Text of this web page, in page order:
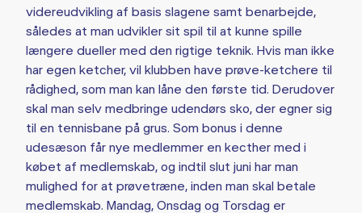
videreudvikling af basis slagene samt benarbejde,
således at man udvikler sit spil til at kunne spille
længere dueller med den rigtige teknik. Hvis man ikke
har egen ketcher, vil klubben have prøve-ketchere til
rådighed, som man kan låne den første tid. Derudover
skal man selv medbringe udendørs sko, der egner sig
til en tennisbane på grus. Som bonus i denne
udesæson får nye medlemmer en kecther med i
købet af medlemskab, og indtil slut juni har man
mulighed for at prøvetræne, inden man skal betale
medlemskab. Mandag, Onsdag og Torsdag er